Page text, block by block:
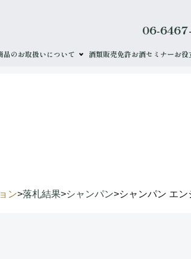
品のお取扱いについて 酒類販売免許お酒セミナーお役
06-
ン>落札結果>シャンパン>シャンパン エ